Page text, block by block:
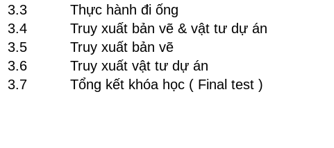
3.3
Thực hành đi ống
3.4
Truy xuất bản vẽ & vật tư dự án
3.5
Truy xuất bản vẽ
3.6
Truy xuất vật tư dự án
3.7
Tổng kết khóa học ( Final test )